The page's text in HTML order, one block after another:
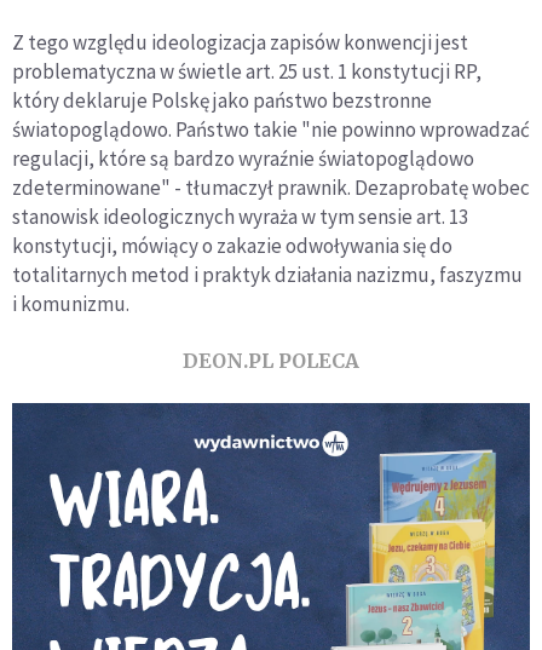
Z tego względu ideologizacja zapisów konwencji jest
problematyczna w świetle art. 25 ust. 1 konstytucji RP,
który deklaruje Polskę jako państwo bezstronne
światopoglądowo. Państwo takie "nie powinno wprowadzać
regulacji, które są bardzo wyraźnie światopoglądowo
zdeterminowane" - tłumaczył prawnik. Dezaprobatę wobec
stanowisk ideologicznych wyraża w tym sensie art. 13
konstytucji, mówiący o zakazie odwoływania się do
totalitarnych metod i praktyk działania nazizmu, faszyzmu
i komunizmu.
DEON.PL POLECA